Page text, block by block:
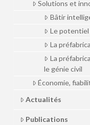
Solutions et
Bâtir
Le potentiel
La
La
le génie civil
Économie,
Actualités
Publications